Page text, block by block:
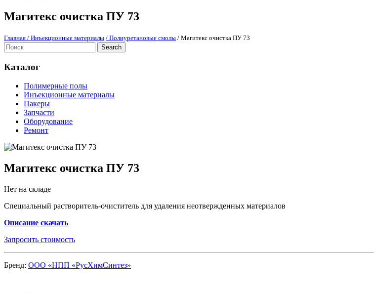
Магитекс очистка ПУ 73
Главная / Инъекционные материалы / Полиуретановые смолы / Магитекс очистка ПУ 73
Каталог
Полимерные полы
Инъекционные материалы
Пакеры
Запчасти
Оборудование
Ремонт
Магитекс очистка ПУ 73
Нет на складе
Специальный растворитель-очиститель для удаления неотвержденных материалов
Описание скачать
Запросить стоимость
Бренд: ООО «НПП «РусХимСинтез»